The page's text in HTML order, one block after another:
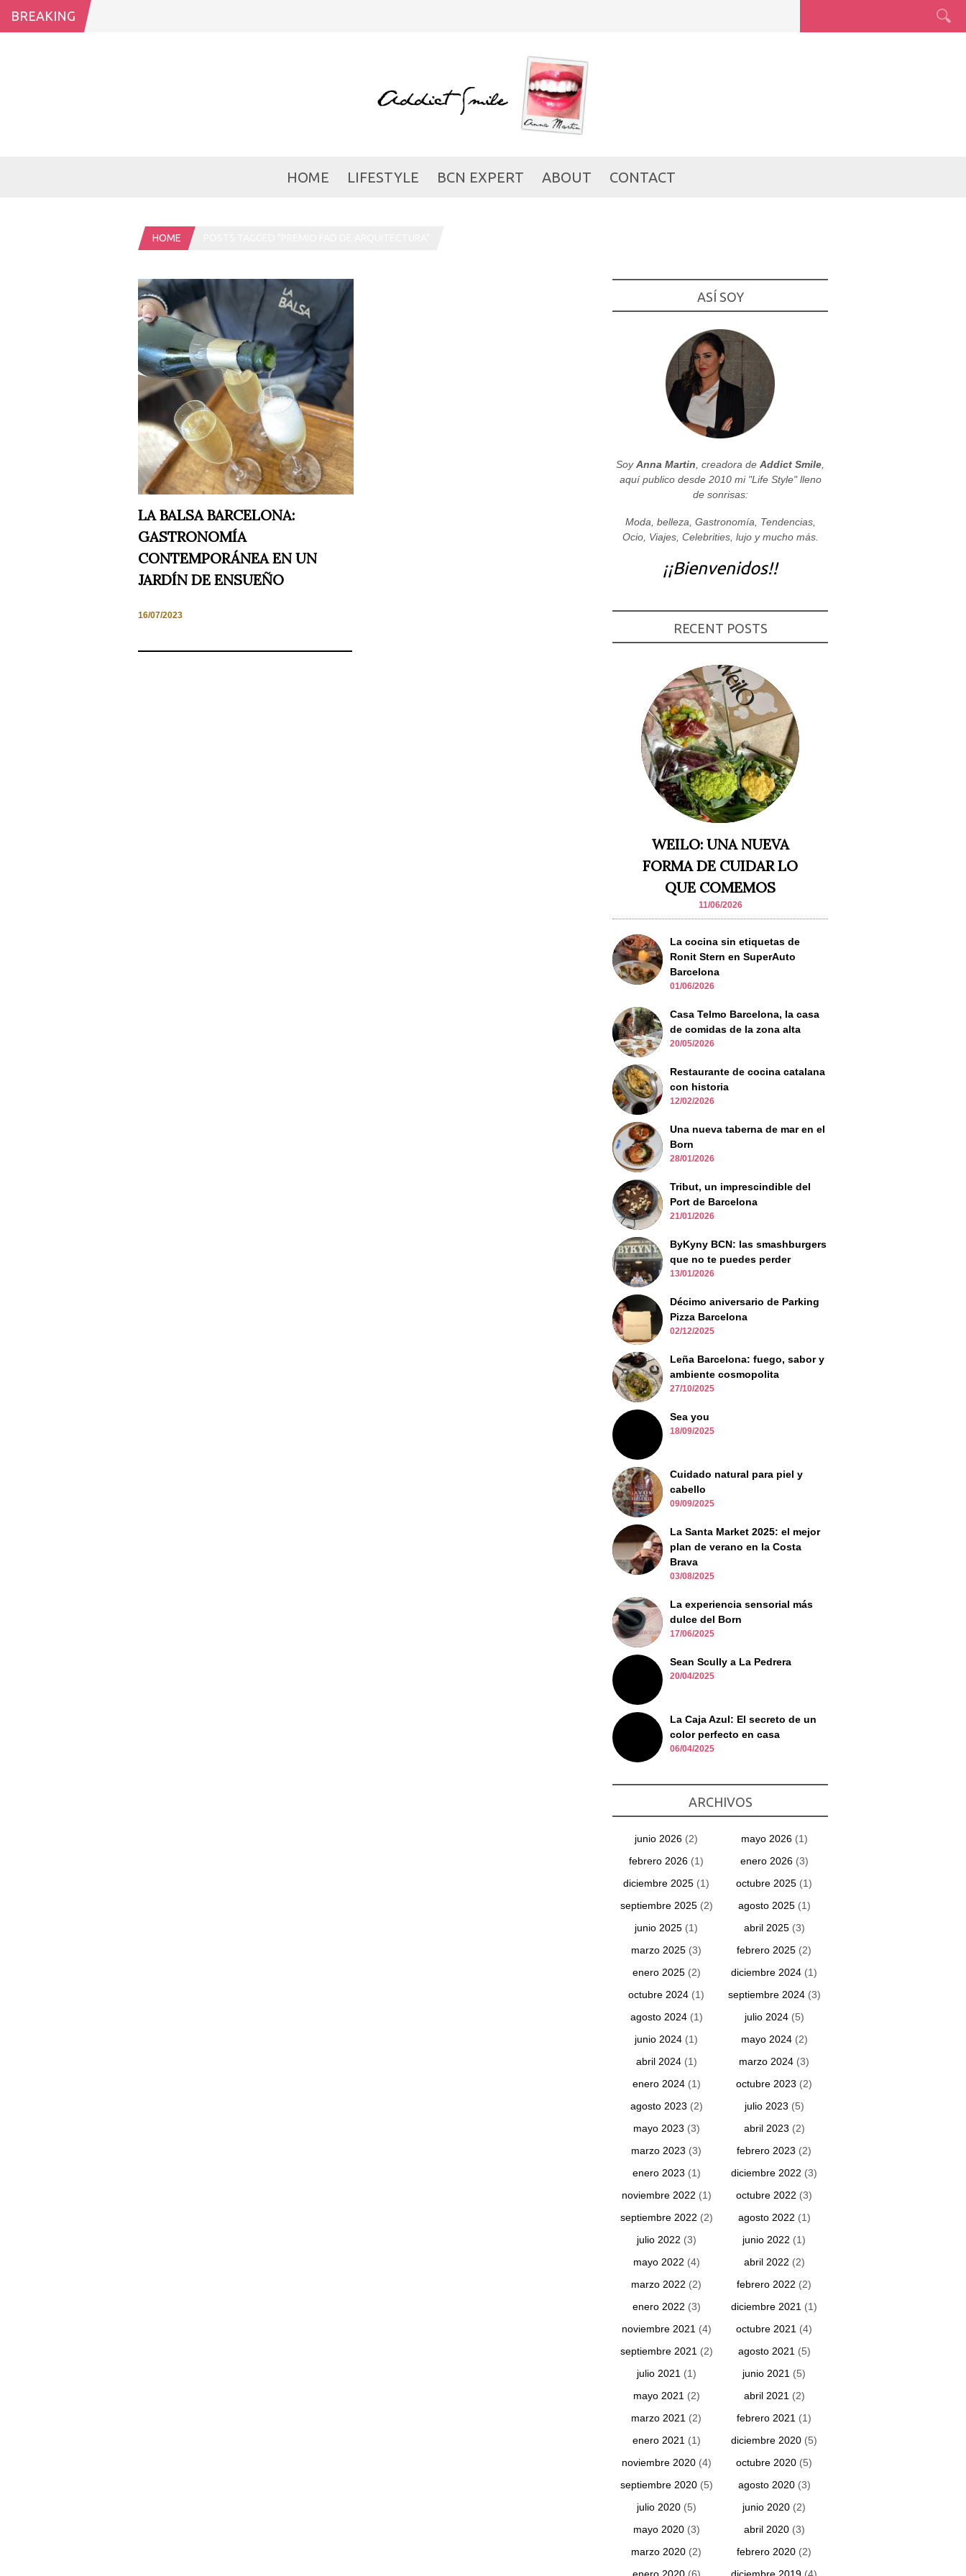
BREAKING
HOME LIFESTYLE BCN EXPERT ABOUT CONTACT
HOME
LA BALSA BARCELONA:
GASTRONOMÍA
CONTEMPORÁNEA EN UN
JARDÍN DE ENSUEÑO
16/07/2023
ASÍ SOY
SoyAnna Martin , creadora de Addict Smile
aquí publico desde 2010 mi "Life Style" lleno
de sonrisas:
Moda, belleza, Gastronomía, Tendencias,
Ocio, Viajes, Celebrities, lujo y mucho más.
¡¡Bienvenidos!!
RECENT POSTS
WEILO: UNA NUEVA
FORMA DE CUIDAR LO
QUE COMEMOS
11/06/2026
La cocina sin etiquetas de
Ronit Stern en SuperAuto
Barcelona
01/06/2026
Casa Telmo Barcelona, la casa
de comidas de la zona alta
20/05/2026
Restaurante de cocina catalana
con historia
12/02/2026
Una nueva taberna de mar en el
Born
28/01/2026
Tribut, un imprescindible del
Port de Barcelona
21/01/2026
ByKyny BCN: las smashburgers
que no te puedes perder
13/01/2026
Décimo aniversario de Parking
Pizza Barcelona
02/12/2025
Leña Barcelona: fuego, sabor y
ambiente cosmopolita
27/10/2025
Sea you
18/09/2025
Cuidado natural para piel y
cabello
09/09/2025
La Santa Market 2025: el mejor
plan de verano en la Costa
Brava
03/08/2025
La experiencia sensorial más
dulce del Born
17/06/2025
Sean Scully a La Pedrera
20/04/2025
La Caja Azul: El secreto de un
color perfecto en casa
06/04/2025
ARCHIVOS
junio 2026 (2) mayo 2026(1)
febrero 2026 (1) enero 2026(3)
diciembre 2025 (1) octubre 2025 (1)
septiembre 2025(2) agosto 2025(1)
junio 2025 (1) abril 2025(3)
marzo 2025 (3) febrero 2025 (2)
enero 2025(2) diciembre 2024 (1)
octubre 2024 (1) septiembre 2024(3)
agosto 2024(1) julio 2024(5)
junio 2024 (1) mayo 2024(2)
abril 2024(1) marzo 2024 (3)
enero 2024(1) octubre 2023 (2)
agosto 2023 (2) julio 2023 (5)
mayo 2023 (3) abril 2023 (2)
marzo 2023 (3) febrero 2023 (2)
enero 2023 (1) diciembre 2022 (3)
noviembre 2022 (1) octubre 2022 (3)
septiembre 2022 (2) agosto 2022 (1)
julio 2022 (3) junio 2022 (1)
mayo 2022 (4) abril 2022 (2)
marzo 2022 (2) febrero 2022 (2)
enero 2022 (3) diciembre 2021 (1)
noviembre 2021 (4) octubre 2021 (4)
septiembre 2021 (2) agosto 2021 (5)
julio 2021 (1) junio 2021 (5)
mayo 2021 (2) abril 2021 (2)
marzo 2021 (2) febrero 2021 (1)
enero 2021 (1) diciembre 2020 (5)
noviembre 2020(4) octubre 2020 (5)
septiembre 2020(5) agosto 2020(3)
julio 2020(5) junio 2020 (2)
mayo 2020(3) abril 2020(3)
marzo 2020 (2) febrero 2020 (2)